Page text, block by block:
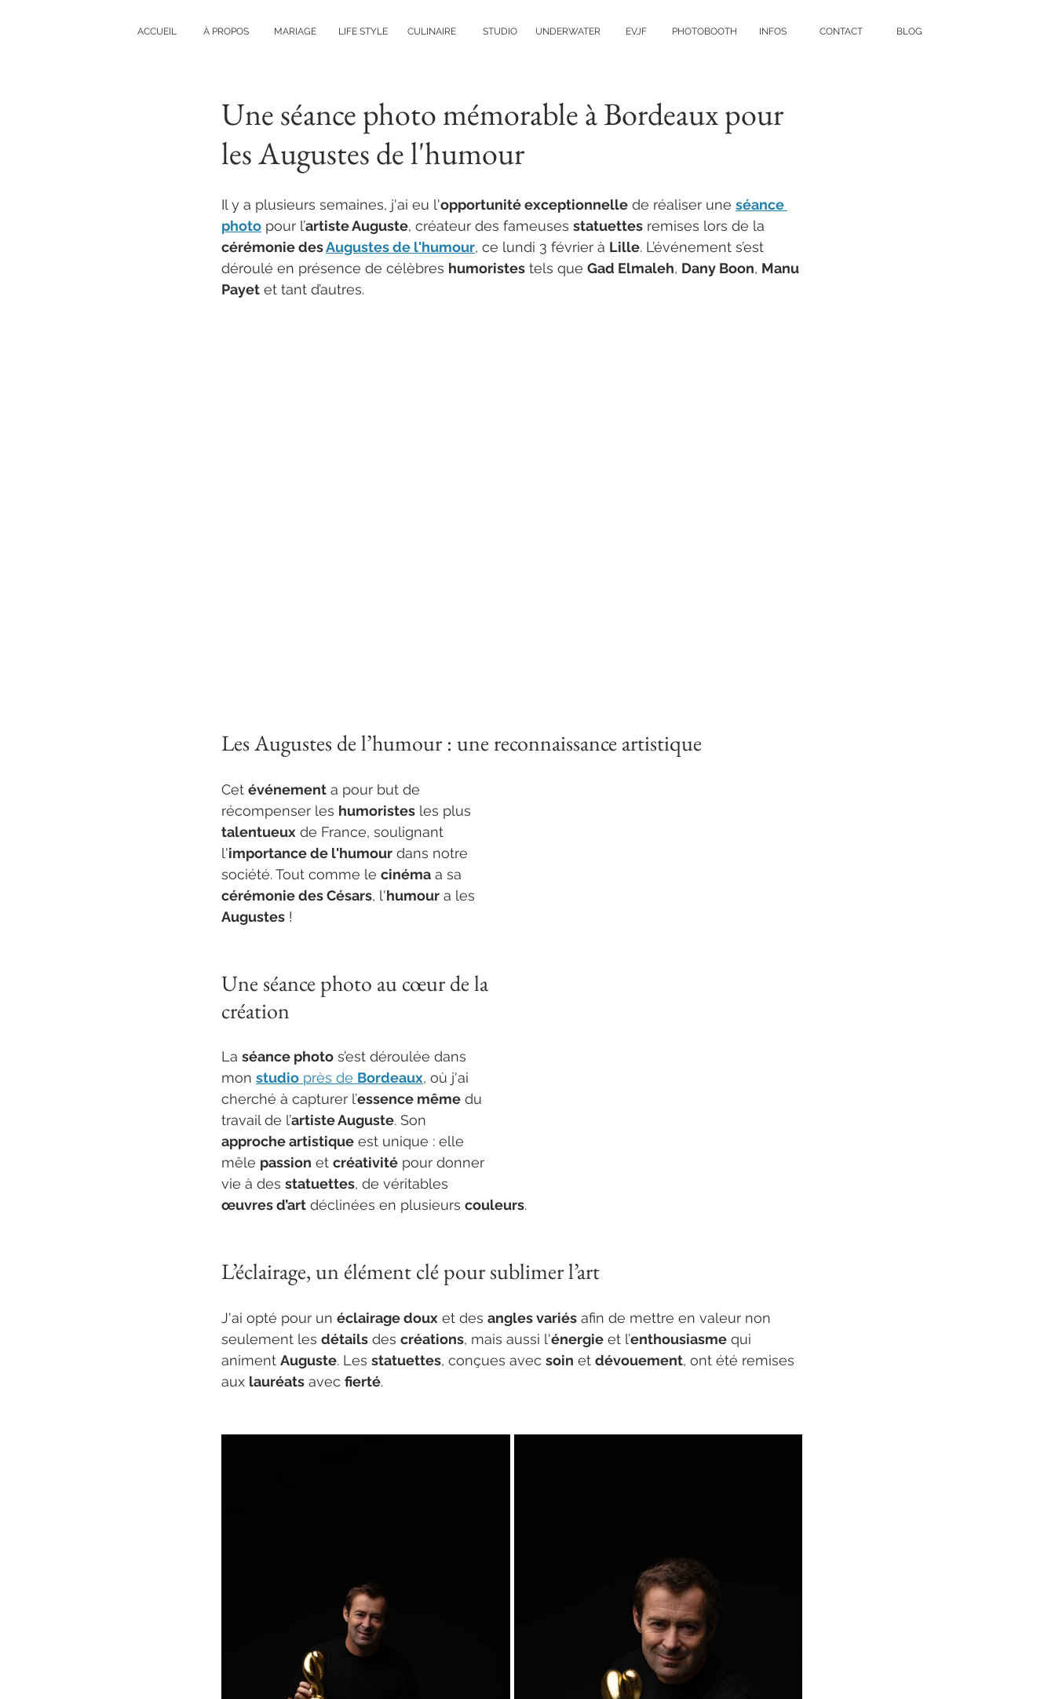
ACCUEIL À PROPOS MARIAGE LIFE STYLE CULINAIRE STUDIO UNDERWATER EVJF PHOTOBOOTH INFOS CONTACT BLOG
Une séance photo mémorable à Bordeaux pour
les Augustes de l'humour
Il y a plusieurs semaines, j'ai eu l'opportunité exceptionnelle de réaliser une séance
photo pour l’artiste Auguste, créateur des fameuses statuettes remises lors de la
cérémonie des Augustes de l'humour, ce lundi 3 février à Lille. L’événement s’est
déroulé en présence de célèbres humoristes tels que Gad Elmaleh, Dany Boon, Manu
Payet et tant d’autres.
Les Augustes de l’humour : une reconnaissance artistique
Cet événement a pour but de
récompenser les humoristes les plus
talentueux de France, soulignant
l'importance de l'humour dans notre
société. Tout comme le cinéma a sa
cérémonie des Césars, l'humour a les
Augustes !
Une séance photo au cœur de la
création
La séance photo s’est déroulée dans
mon studio près de Bordeaux, où j'ai
cherché à capturer l’essence même du
travail de l’artiste Auguste. Son
approche artistique est unique : elle
mêle passion et créativité pour donner
vie à des statuettes, de véritables
œuvres d’art déclinées en plusieurs couleurs.
L’éclairage, un élément clé pour sublimer l’art
J'ai opté pour un éclairage doux et des angles variés afin de mettre en valeur non
seulement les détails des créations, mais aussi l'énergie et l’enthousiasme qui
animent Auguste. Les statuettes, conçues avec soin et dévouement, ont été remises
aux lauréats avec fierté.